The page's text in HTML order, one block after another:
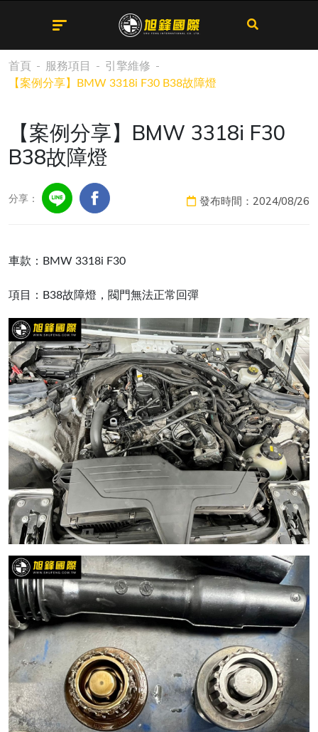
首頁 服務項目
引擎維修
【案例分享】BMW 3318i F30 B38故障燈
【案例分享】BMW 3318i F30
B38故障燈
分享： 發布時間：2024/08/26
車款：BMW 3318i F30
項目：B38故障燈，閥門無法正常回彈